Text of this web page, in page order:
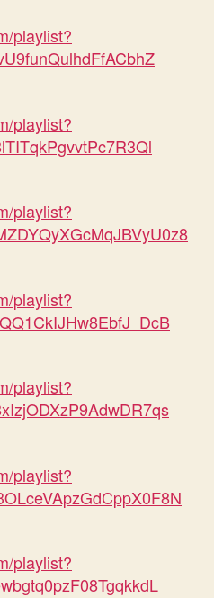
playlist?
playlist?
playlist?
playlist?
playlist?
playlist?
playlist?